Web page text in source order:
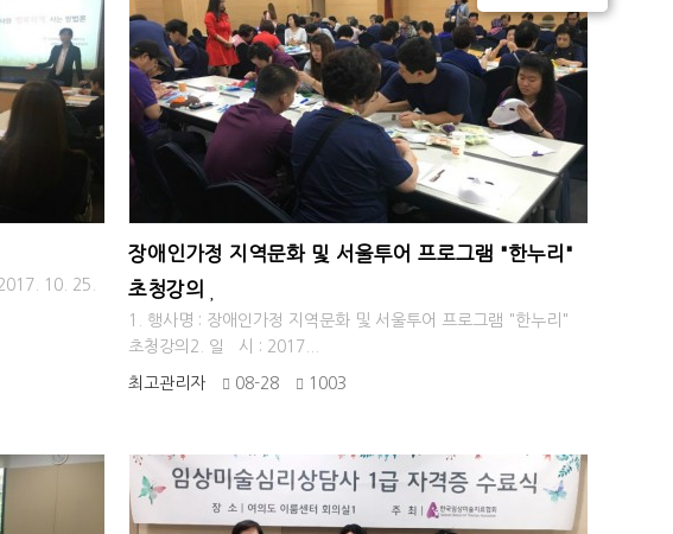
10. 25.
장애인가정 지역문화 및 서울투어 프로그램 "한누리"
초청강의
1. 행사명 : 장애인가정 지역문화 및 서울투어 프로그램 "한누리"
초청강의2. 일 시 : 2017...
최고관리자 08-28 1003